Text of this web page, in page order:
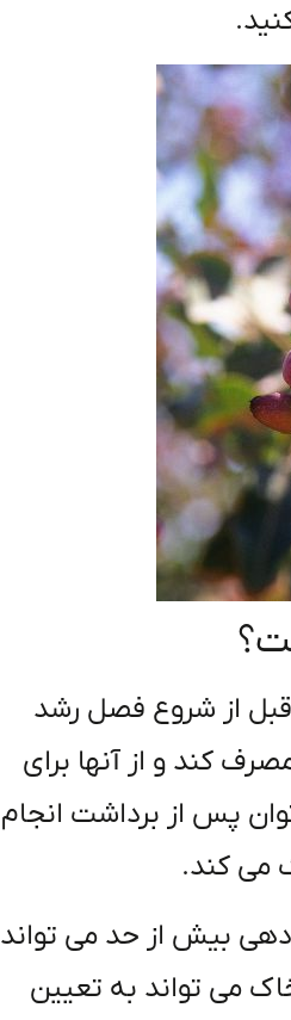
قبل از شروع فصل رشد
کند و از آنها برای
پس از برداشت انجام
می کند.
بیش از حد می تواند
می تواند به تعیین